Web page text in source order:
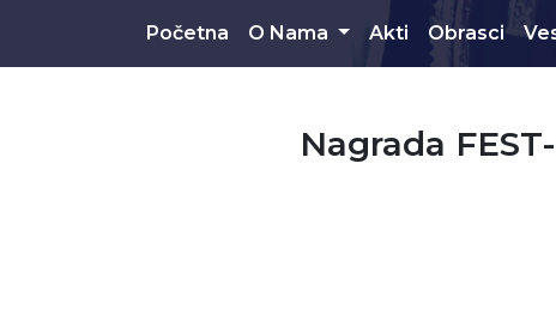
Početna O Nama Akti Obrasci
Nagrada